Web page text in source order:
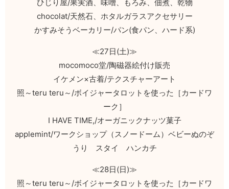
ひじり屋/果実酒、味噌、もろみ、佃煮、乾物
chocolat/天然石、ホタルガラスアクセサリー
かすみそうベーカリー/パン(食パン、ハード系)
≪27日(土)≫
mocomoco堂/陶磁器絵付け販売
イケメン×古着/テクスチャーアート
照～teru teru～/ボイジャータロットを使った［カードワ
ーク］
I HAVE TIME,/オーガニックナッツ菓子
applemint/ワークショップ（スノードーム）ベビーぬのぞ
うり スタイ ハンカチ
≪28日(日)≫
照～teru teru～/ボイジャータロットを使った［カードワ